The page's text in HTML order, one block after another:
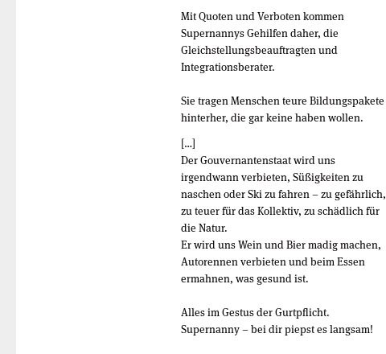
Mit Quoten und Verboten kommen
Supernannys Gehilfen daher, die
Gleichstellungsbeauftragten und
Integrationsberater.
Sie tragen Menschen teure Bildungspakete
hinterher, die gar keine haben wollen.
[…]
Der Gouvernantenstaat wird uns
irgendwann verbieten, Süßigkeiten zu
naschen oder Ski zu fahren – zu gefährlich,
zu teuer für das Kollektiv, zu schädlich für
die Natur.
Er wird uns Wein und Bier madig machen,
Autorennen verbieten und beim Essen
ermahnen, was gesund ist.
Alles im Gestus der Gurtpflicht.
Supernanny – bei dir piepst es langsam!